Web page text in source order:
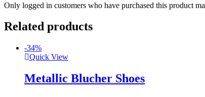
Only logged in customers who have purchased this product
Related products
-34%
Quick View
Metallic Blucher Shoes